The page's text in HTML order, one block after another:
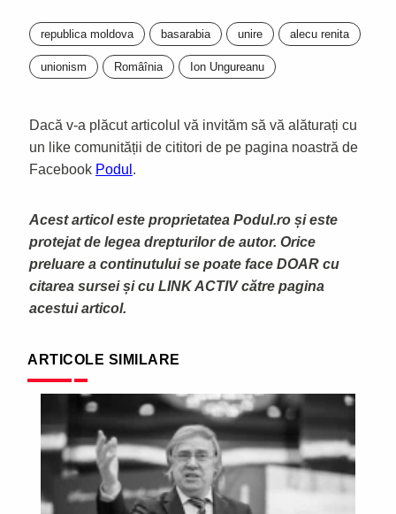
republica moldova basarabia unire alecu renita
unionism Româînia Ion Ungureanu
Dacă v-a plăcut articolul vă invităm să vă alăturați cu
un like comunității de cititori de pe pagina noastră de
Facebook Podul .
Acest articol este proprietatea Podul.ro și este
protejat de legea drepturilor de autor. Orice
preluare a continutului se poate face DOAR cu
citarea sursei și cu LINK ACTIV către pagina
acestui articol.
ARTICOLE SIMILARE